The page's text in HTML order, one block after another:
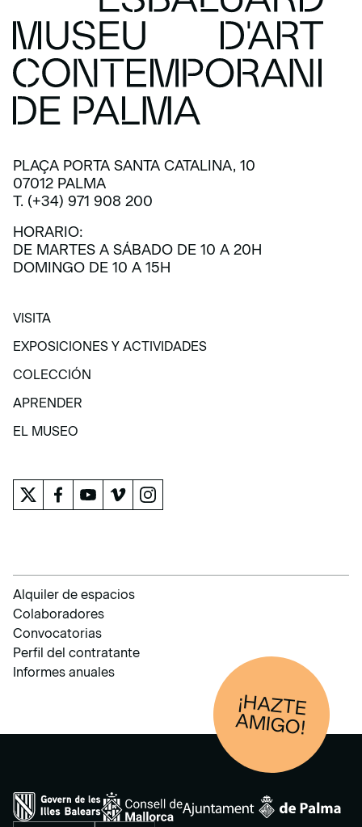
PLAÇA PORTA SANTA CATALINA, 10
07012 PALMA
T. (+34) 971 908 200
HORARIO:
DE MARTES A SÁBADO DE 10 A 20H
DOMINGO DE 10 A 15H
VISITA
VISITA
EXPOSICIONES Y ACTIVIDADES
EXPOSICIONES Y ACTIVIDADES
COLECCIÓN
COLECCIÓN
APRENDER
APRENDER
EL MUSEO
Alquiler de espacios
Colaboradores
Convocatorias
Perfil del contratante
Informes anuales
¡HAZTE
AM
IGO!